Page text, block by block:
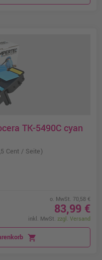
TK-5490C cyan
Cent / Seite)
o. MwSt. 70,58 €
83,99 €
inkl. MwSt. zzgl. Versand
shopping_cart